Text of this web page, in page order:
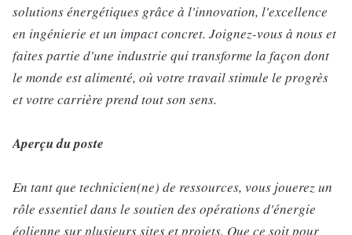
solutions énergétiques grâce à l'innovation, l'excellence
en ingénierie et un impact concret. Joignez-vous à nous et
faites partie d'une industrie qui transforme la façon dont
le monde est alimenté, où votre travail stimule le progrès
et votre carrière prend tout son sens.
Aperçu du poste
En tant que technicien(ne) de ressources, vous jouerez un
rôle essentiel dans le soutien des opérations d'énergie
éolienne sur plusieurs sites et projets. Que ce soit pour